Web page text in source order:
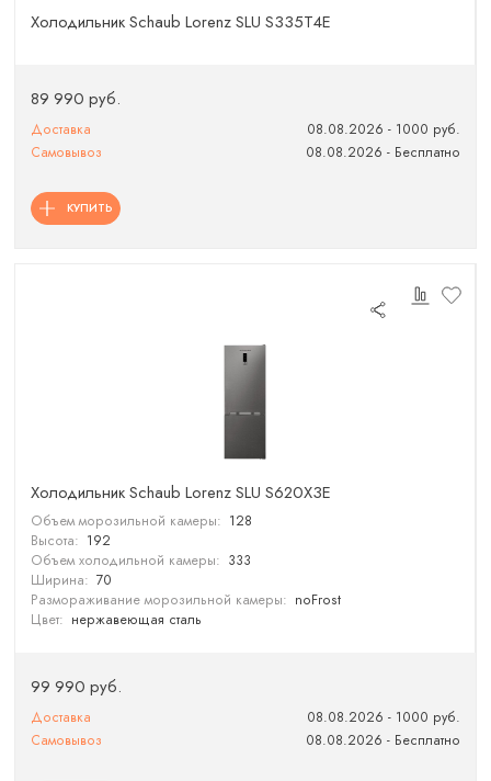
Холодильник Schaub Lorenz SLU S335T4E
89 990 руб.
Доставка
08.08.2026 - 1000 руб.
Самовывоз
08.08.2026 - Бесплатно
КУПИТЬ
Холодильник Schaub Lorenz SLU S620X3E
Объем морозильной камеры: 128
Высота: 192
Объем холодильной камеры: 333
Ширина: 70
Размораживание морозильной камеры: noFrost
Цвет: нержавеющая сталь
99 990 руб.
Доставка
08.08.2026 - 1000 руб.
Самовывоз
08.08.2026 - Бесплатно